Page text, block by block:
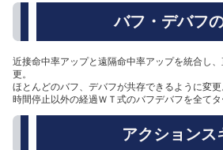
バフ・デバフ
近接命中率アップと遠隔命中率アップを統合し
更。
ほとんどのバフ、デバフが共存できるように変更
時間停止以外の経過ＷＴ式のバフデバフを全てタ
アクションス